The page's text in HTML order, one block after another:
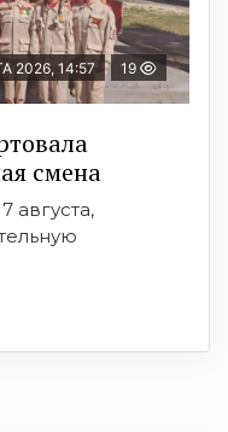
2026, 14:57 19
смена
августа,